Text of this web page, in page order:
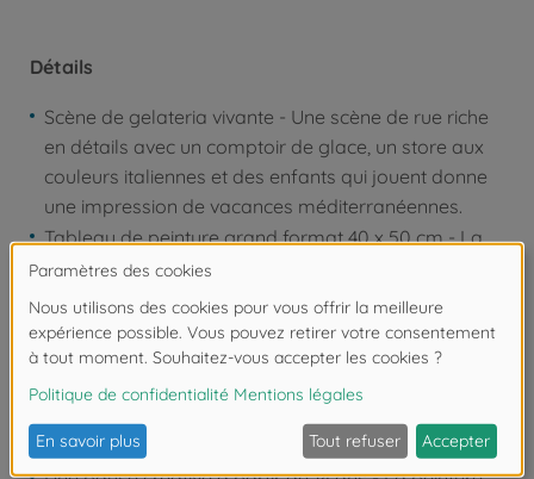
Détails
Scène de gelateria vivante - Une scène de rue riche
en détails avec un comptoir de glace, un store aux
couleurs italiennes et des enfants qui jouent donne
une impression de vacances méditerranéennes.
Tableau de peinture grand format 40 x 50 cm - La
structure de la toile assure un effet de profondeur
réaliste et fait du motif urbain un tableau mural
expressif
36 couleurs acryliques pré-mélangées à base d'eau
- Les teintes harmonieusement assorties permettent
intenses sans avoir à mélanger les couleurs.